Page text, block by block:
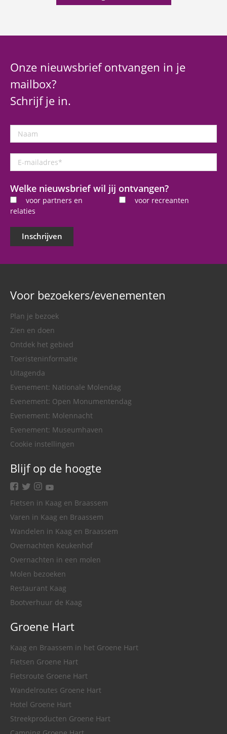
Onze nieuwsbrief ontvangen in je
mailbox?
Schrijf je in.
Naam
mailadres
Welke nieuwsbrief wil jij ontvangen?
voor partners en
relaties
voor recreanten
Inschrijven
Voor bezoekers/evenementen
Plan je bezoek
Zien en doen
Ontdek het gebied
Toeristeninformatie
Uitagenda
Evenement: Nationale Molendag
Evenement: Open Monumentendag
Evenement: Molennacht
Evenement: Museumhaven
Cookie instellingen
Blijf op de hoogte
facebook
twitterinstagram
youtube
Fietsen in Kaag en Braassem
Varen in Kaag en Braassem
Wandelen in Kaag en Braassem
Overnachten Keukenhof
Overnachten in een molen
Molen bezoeken
Restaurant Kaag
Bootverhuur de Kaag
Groene Hart
Kaag en Braassem in het Groene Hart
Fietsen Groene Hart
Fietsroute Groene Hart
Wandelroutes Groene Hart
Hotel Groene Hart
Streekproducten Groene Hart